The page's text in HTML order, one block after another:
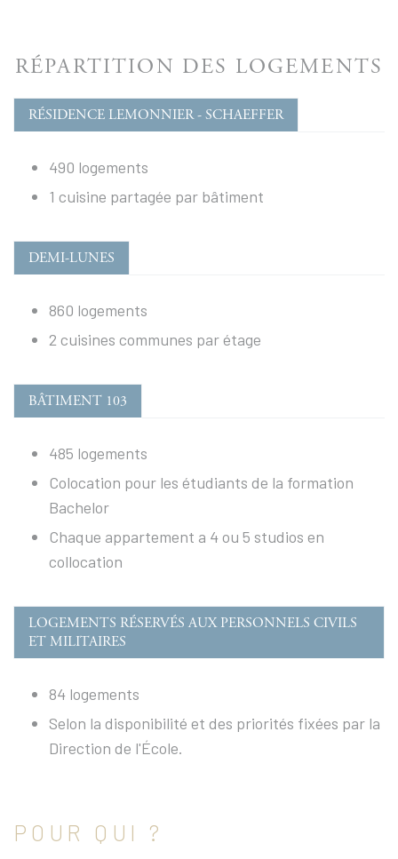
RÉPARTITION DES LOGEMENTS
RÉSIDENCE LEMONNIER - SCHAEFFER
490 logements
1 cuisine partagée par bâtiment
DEMI-LUNES
860 logements
2 cuisines communes par étage
BÂTIMENT 103
485 logements
Colocation pour les étudiants de la formation
Bachelor
Chaque appartement a 4 ou 5 studios en
collocation
LOGEMENTS RÉSERVÉS AUX PERSONNELS CIVILS
ET MILITAIRES
84 logements
Selon la disponibilité et des priorités fixées par la
Direction de l'École.
POUR QUI ?